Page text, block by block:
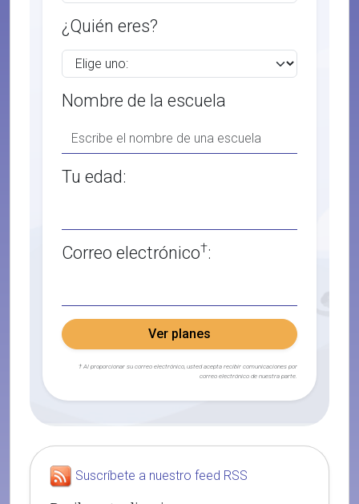
¿Quién eres?
Nombre de la escuela
Tu edad:
Correo electrónico†:
Ver planes
† Al proporcionar su correo electrónico, usted acepta recibir comunicaciones por
correo electrónico de nuestra parte.
Suscríbete a nuestro feed RSS